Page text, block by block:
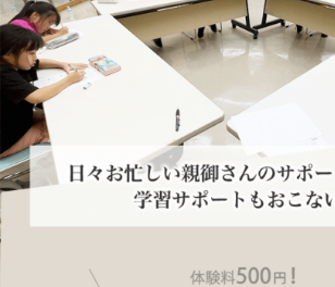
お知らせ＆ブログ
体験レッスンはこちら